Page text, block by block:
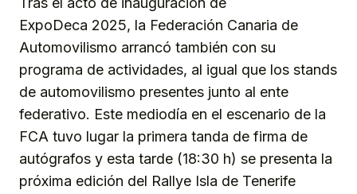
ExpoDeca 2025, la Federación Canaria de
Automovilismo arrancó también con su
programa de actividades, al igual que los stands
de automovilismo presentes junto al ente
federativo. Este mediodía en el escenario de la
FCA tuvo lugar la primera tanda de firma de
autógrafos y esta tarde (18:30 h) se presenta la
próxima edición del Rallye Isla de Tenerife